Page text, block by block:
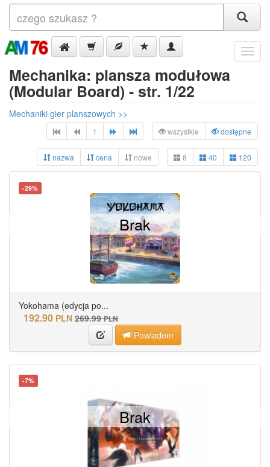
Menu
Mechanika: plansza modułowa
(Modular Board) - str. 1/22
Mechaniki gier planszowych >>
1 wszystkie dostępne
nazwa cena nowe 8 40 120
-29%
Yokohama (edycja po...
192.90 PLN 269.99 PLN
Powiadom
Brak
-7%
Brak